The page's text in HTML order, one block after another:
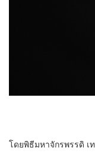
โดยพิธีมหาจักรพรรดิ เ